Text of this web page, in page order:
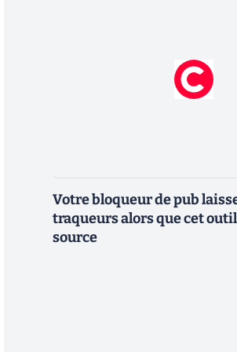
Votre bloqueur de pub
traqueurs alors que cet outil
source